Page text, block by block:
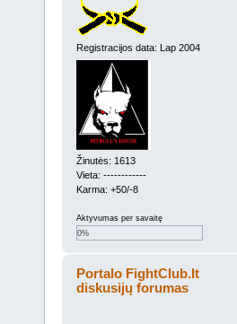
Registracijos data: Lap 2004
Žinutės: 1613
Vieta: ------------
Karma: +50/-8
Aktyvumas per savaitę
0%
Portalo FightClub.lt
diskusijų forumas